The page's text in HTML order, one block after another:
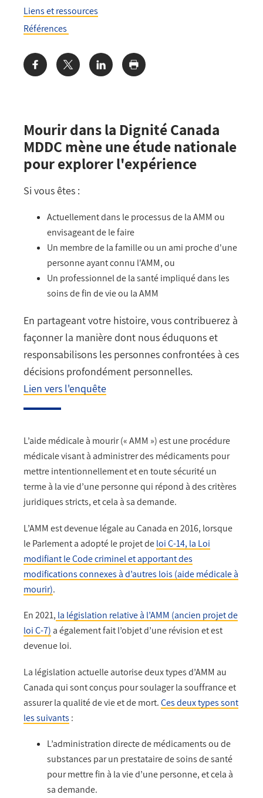
Mourir dans la Dignité Canada
MDDC mène une étude nationale
pour explorer l'expérience
Si vous êtes :
Actuellement dans le processus de la AMM ou
envisageant de le faire
Un membre de la famille ou un ami proche d'une
personne ayant connu l'AMM, ou
Un professionnel de la santé impliqué dans les
soins de fin de vie ou la AMM
En partageant votre histoire, vous contribuerez à
façonner la manière dont nous éduquons et
responsabilisons les personnes confrontées à ces
décisions profondément personnelles.
Lien vers l'enquête
L’aide médicale à mourir (« AMM ») est une procédure
médicale visant à administrer des médicaments pour
mettre intentionnellement et en toute sécurité un
terme à la vie d’une personne qui répond à des critères
juridiques stricts, et cela à sa demande.
L’AMM est devenue légale au Canada en 2016, lorsque
le Parlement a adopté le projet deloi C-14, la Loi
modifiant le Code criminel et apportant des
modifications connexes à d’autres lois (aide médicale à
mourir).
En 2021, la législation relative à l’AMM (ancien projet de
loi C-7) a également fait l’objet d’une révision et est
devenue loi.
La législation actuelle autorise deux types d’AMM au
Canada qui sont conçus pour soulager la souffrance et
assurer la qualité de vie et de mort.Ces deux types sont
les suivants :
L’administration directe de médicaments ou de
substances par un prestataire de soins de santé
pour mettre fin à la vie d’une personne, et cela à
sa demande.
Liens et ressources
Références
Share: